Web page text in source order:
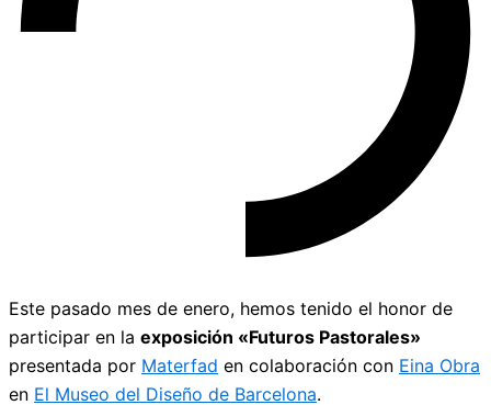
Este pasado mes de enero, hemos tenido el honor de
participar en la exposición «Futuros Pastorales»
presentada por Materfad en colaboración con Eina Obra
en El Museo del Diseño de Barcelona.